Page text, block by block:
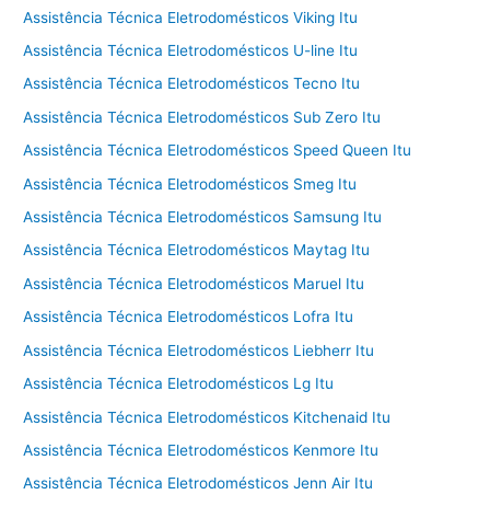
Assistência Técnica Eletrodomésticos Viking Itu
Assistência Técnica Eletrodomésticos U-line Itu
Assistência Técnica Eletrodomésticos Tecno Itu
Assistência Técnica Eletrodomésticos Sub Zero Itu
Assistência Técnica Eletrodomésticos Speed Queen Itu
Assistência Técnica Eletrodomésticos Smeg Itu
Assistência Técnica Eletrodomésticos Samsung Itu
Assistência Técnica Eletrodomésticos Maytag Itu
Assistência Técnica Eletrodomésticos Maruel Itu
Assistência Técnica Eletrodomésticos Lofra Itu
Assistência Técnica Eletrodomésticos Liebherr Itu
Assistência Técnica Eletrodomésticos Lg Itu
Assistência Técnica Eletrodomésticos Kitchenaid Itu
Assistência Técnica Eletrodomésticos Kenmore Itu
Assistência Técnica Eletrodomésticos Jenn Air Itu